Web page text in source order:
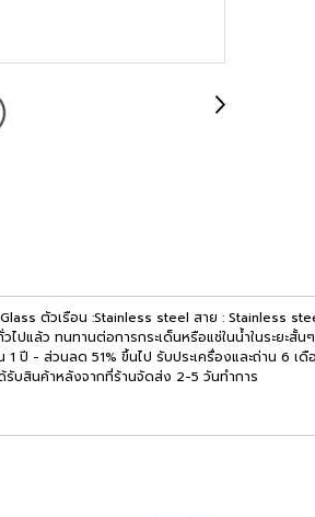
ตัวเรือน :Stainless steel สาย : Stainless
ปแล้ว ทนทานต่อการกระเด็นหรือแช่ในน้ำในระยะสั้
ปี - ส่วนลด 51% ขึ้นไป รับประเครื่องและถ่าน
รับสินค้าหลังจากที่ร้านจัดส่ง 2-5 วันทำการ